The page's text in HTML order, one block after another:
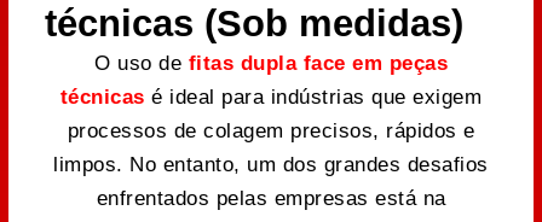
técnicas (Sob medidas)
O uso de fitas dupla face em peças
técnicas é ideal para indústrias que exigem
processos de colagem precisos, rápidos e
limpos. No entanto, um dos grandes desafios
enfrentados pelas empresas está na